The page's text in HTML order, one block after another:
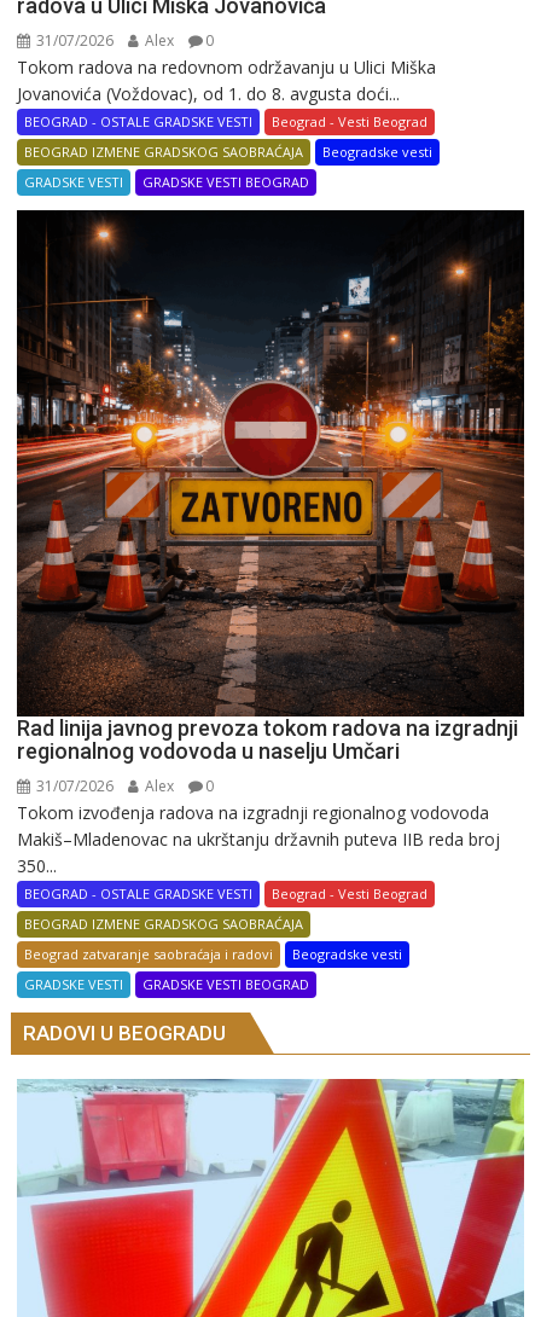
radova u Ulici Miška Jovanovića
31/07/2026 Alex 0
Tokom radova na redovnom održavanju u Ulici Miška
Jovanovića (Voždovac), od 1. do 8. avgusta doći...
BEOGRAD - OSTALE GRADSKE VESTI
Beograd - Vesti Beograd
BEOGRAD IZMENE GRADSKOG SAOBRAĆAJA
Beogradske vesti
GRADSKE VESTI
GRADSKE VESTI BEOGRAD
Rad linija javnog prevoza tokom radova na izgradnji
regionalnog vodovoda u naselju Umčari
31/07/2026 Alex 0
Tokom izvođenja radova na izgradnji regionalnog vodovoda
Makiš–Mladenovac na ukrštanju državnih puteva IIB reda broj
350...
BEOGRAD - OSTALE GRADSKE VESTI
Beograd - Vesti Beograd
BEOGRAD IZMENE GRADSKOG SAOBRAĆAJA
Beograd zatvaranje saobraćaja i radovi
Beogradske vesti
GRADSKE VESTI
GRADSKE VESTI BEOGRAD
RADOVI U BEOGRADU